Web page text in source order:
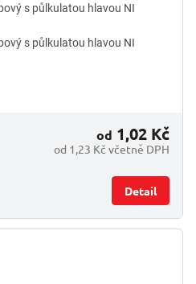
s půlkulatou hlavou NI
s půlkulatou hlavou NI
od 1,23 Kč včetně DPH
od 1,02 Kč
Detail